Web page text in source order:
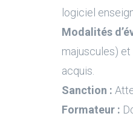
logiciel
Modalités
majuscules)
acquis.
Sanction :
Formateur :